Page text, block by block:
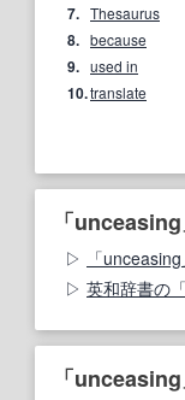
7. Thesaurus
8. because
9. used in
10.translate
「
「
英和辞書の
「